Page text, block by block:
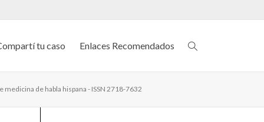
tu caso Enlaces Recomendados
de habla hispana - ISSN 2718-7632